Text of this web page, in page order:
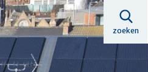
zoeken